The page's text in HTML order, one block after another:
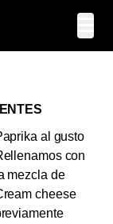
al gusto
con
mezcla de
cheese